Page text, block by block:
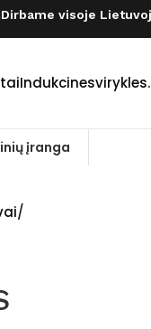
Dirbame visoje
įranga